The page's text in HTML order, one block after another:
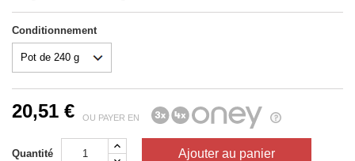
Conditionnement
20,51 € OU PAYER EN
Quantité Ajouter au panier